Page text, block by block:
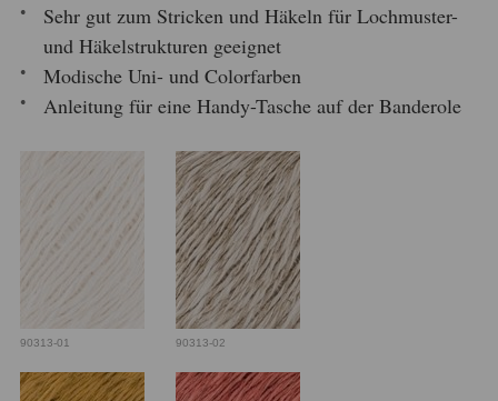
Sehr gut zum Stricken und Häkeln für Lochmuster-
und Häkelstrukturen geeignet
Modische Uni- und Colorfarben
Anleitung für eine Handy-Tasche auf der Banderole
90313-01 90313-02